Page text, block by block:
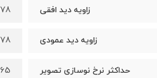
زاویه دید افقی 178
زاویه دید عمودی 178
حداکثر نرخ نوسازی تصویر 165